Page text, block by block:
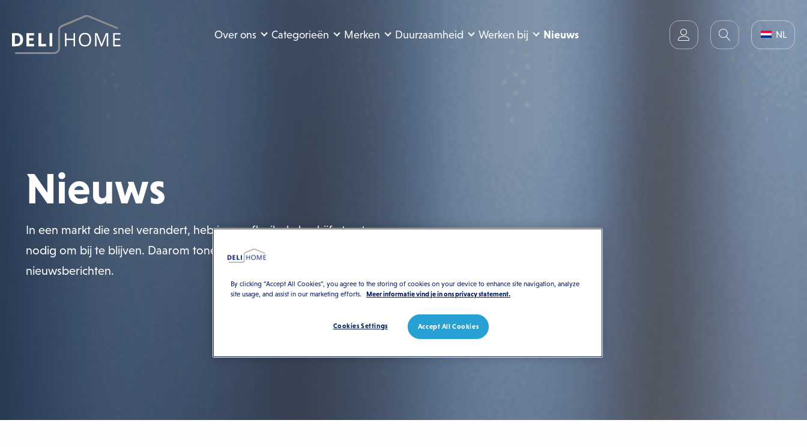
Over ons Categorieën Merken Duurzaamheid Werken bij Nieuws NL
Nieuws
In een markt die snel verandert, heb je een flexibele bedrijfsstructuur
nodig om bij te blijven. Daarom tonen we hieronder onze meest recente
nieuwsberichten.
By clicking “Accept All Cookies”, you agree to the storing of cookies on your device to enhance site navigation, analyze
site usage, and assist in our marketing efforts.
Meer informatie vind je in ons privacy statement.
Accept All Cookies
Cookies Settings